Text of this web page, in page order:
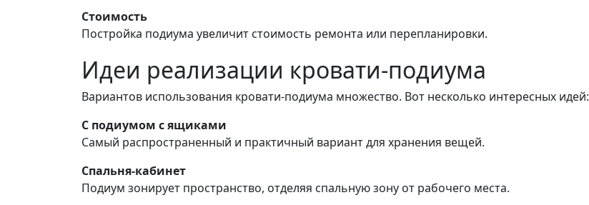
Стоимость
Постройка подиума увеличит стоимость ремонта или перепланировки.
Идеи реализации кровати-подиума
Вариантов использования кровати-подиума множество. Вот несколько интересных идей:
С подиумом с ящиками
Самый распространенный и практичный вариант для хранения вещей.
Спальня-кабинет
Подиум зонирует пространство, отделяя спальную зону от рабочего места.